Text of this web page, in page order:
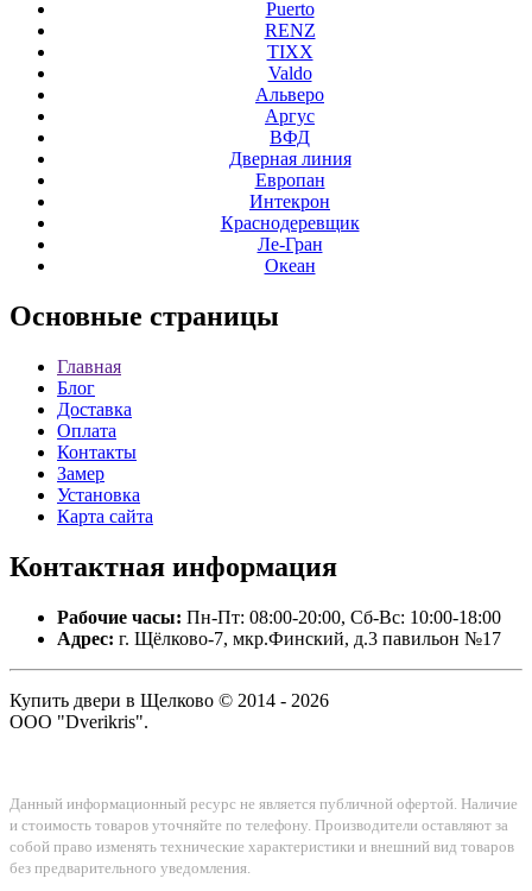
Puerto
RENZ
TIXX
Valdo
Альверо
Аргус
ВФД
Дверная линия
Европан
Интекрон
Краснодеревщик
Ле-Гран
Океан
Основные страницы
Главная
Блог
Доставка
Оплата
Контакты
Замер
Установка
Карта сайта
Контактная информация
Рабочие часы: Пн-Пт: 08:00-20:00, Сб-Вс: 10:00-18:00
Адрес: г. Щёлково-7, мкр.Финский, д.3 павильон №17
Купить двери в Щелково © 2014 - 2026
ООО "Dverikris".
Данный информационный ресурс не является публичной офертой. Наличие
и стоимость товаров уточняйте по телефону. Производители оставляют за
собой право изменять технические характеристики и внешний вид товаров
без предварительного уведомления.